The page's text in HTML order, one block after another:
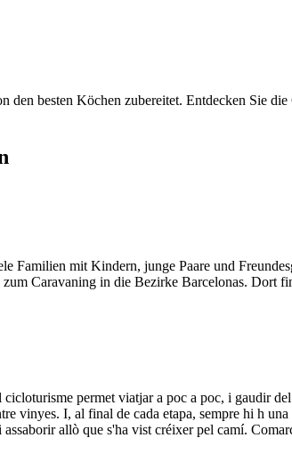
besten Köchen zubereitet. Entdecken Sie
Familien mit Kindern, junge Paare und
Caravaning in die Bezirke Barcelonas. Dort
permet viatjar a poc a poc, i gaudir
vinyes. I, al final de cada etapa, sempre hi h una
allò que s'ha vist créixer pel camí.